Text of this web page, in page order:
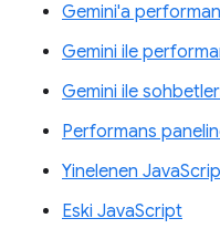
Gemini'a
Gemini ile
Gemini ile
Performans
Yinelenen
Eski JavaScript